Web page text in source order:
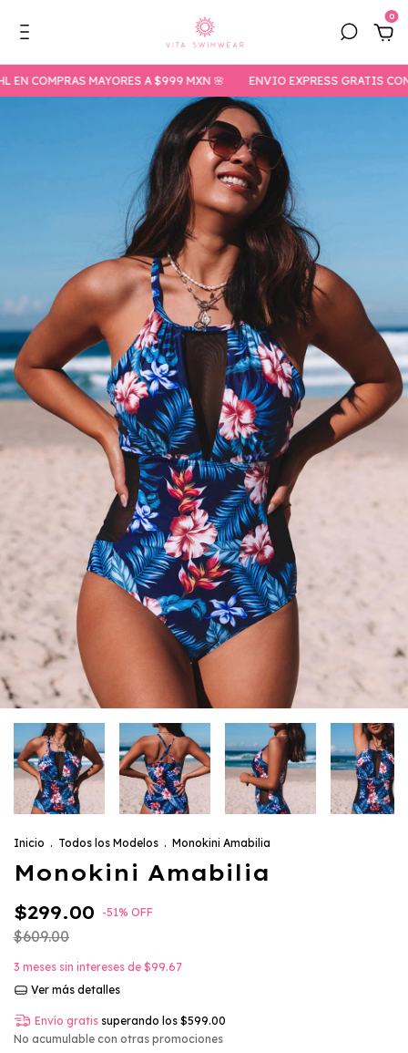
0
MAYORES A $999 MXN 🌸 ENVIO EXPRESS GRATIS CON DHL
Inicio . Todos los Modelos . Monokini Amabilia
Monokini Amabilia
$299.00 -51% OFF
$609.00
3 meses sin intereses de $99.67
Ver más detalles
Envío gratis superando los $599.00
No acumulable con otras promociones